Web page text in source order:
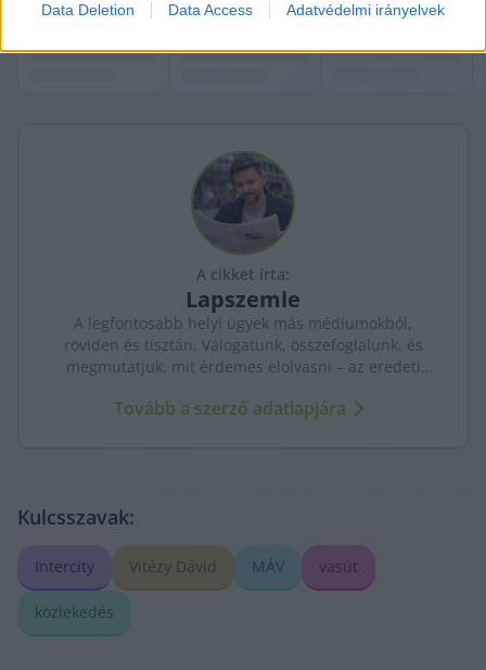
Data Deletion Data Access Adatvédelmi irányelvek
A cikket írta:
Lapszemle
A legfontosabb helyi ügyek más médiumokból,
röviden és tisztán. Válogatunk, összefoglalunk, és
megmutatjuk, mit érdemes elolvasni – az eredeti
Tovább a szerző adatlapjára
Kulcsszavak:
Intercity Vitézy Dávid MÁV vasút
közlekedés